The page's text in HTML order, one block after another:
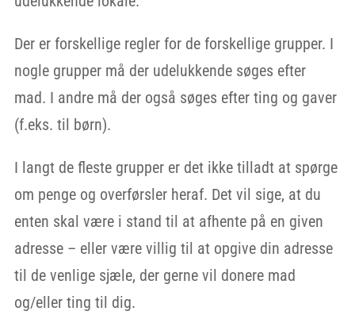
Der er forskellige regler for de forskellige grupper. I
nogle grupper må der udelukkende søges efter
mad. I andre må der også søges efter ting og gaver
(f.eks. til børn).
I langt de fleste grupper er det ikke tilladt at spørge
om penge og overførsler heraf. Det vil sige, at du
enten skal være i stand til at afhente på en given
adresse – eller være villig til at opgive din adresse
til de venlige sjæle, der gerne vil donere mad
og/eller ting til dig.